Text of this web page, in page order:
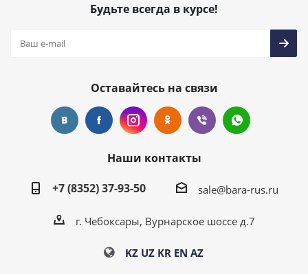
Будьте всегда в курсе!
Оставайтесь на связи
Наши контакты
+7 (8352) 37-93-50
sale@bara-rus.ru
г. Чебоксары, Вурнарское шоссе д.7
KZ UZ KR EN AZ